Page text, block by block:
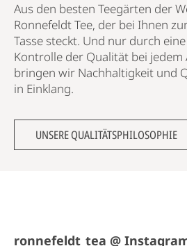
Aus den besten Teegärten der
Ronnefeldt Tee, der bei Ihnen
Tasse steckt. Und nur durch
Kontrolle der Qualität bei
bringen wir Nachhaltigkeit und
in Einklang.
UNSERE QUALITÄTSPHILOSOPHIE
ronnefeldt_tea @